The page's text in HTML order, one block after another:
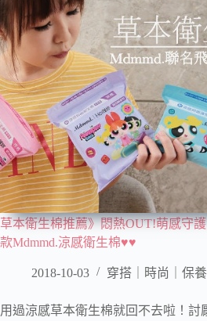
草本衛生棉推薦》悶熱OUT!萌感守
款Mdmmd.涼感衛生棉♥♥
2018-10-03 穿搭｜時尚｜保
用過涼感草本衛生棉就回不去啦！討